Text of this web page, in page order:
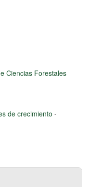
Ciencias Forestales
de crecimiento -